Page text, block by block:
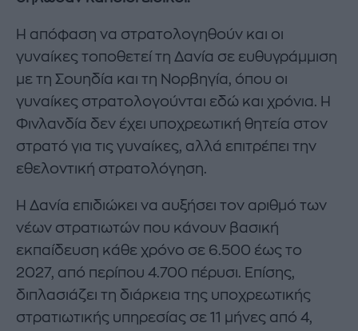
Η απόφαση να στρατολογηθούν και οι
γυναίκες τοποθετεί τη Δανία σε ευθυγράμμιση
με τη Σουηδία και τη Νορβηγία, όπου οι
γυναίκες στρατολογούνται εδώ και χρόνια. Η
Φινλανδία δεν έχει υποχρεωτική θητεία στον
στρατό για τις γυναίκες, αλλά επιτρέπει την
εθελοντική στρατολόγηση.
Η Δανία επιδιώκει να αυξήσει τον αριθμό των
νέων στρατιωτών που κάνουν βασική
εκπαίδευση κάθε χρόνο σε 6.500 έως το
2027, από περίπου 4.700 πέρυσι. Επίσης,
διπλασιάζει τη διάρκεια της υποχρεωτικής
στρατιωτικής υπηρεσίας σε 11 μήνες από 4,